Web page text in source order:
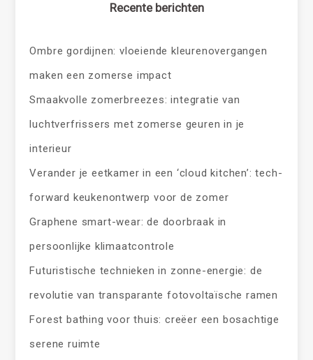
Recente berichten
Ombre gordijnen: vloeiende kleurenovergangen
maken een zomerse impact
Smaakvolle zomerbreezes: integratie van
luchtverfrissers met zomerse geuren in je
interieur
Verander je eetkamer in een ‘cloud kitchen’: tech-
forward keukenontwerp voor de zomer
Graphene smart-wear: de doorbraak in
persoonlijke klimaatcontrole
Futuristische technieken in zonne-energie: de
revolutie van transparante fotovoltaïsche ramen
Forest bathing voor thuis: creëer een bosachtige
serene ruimte